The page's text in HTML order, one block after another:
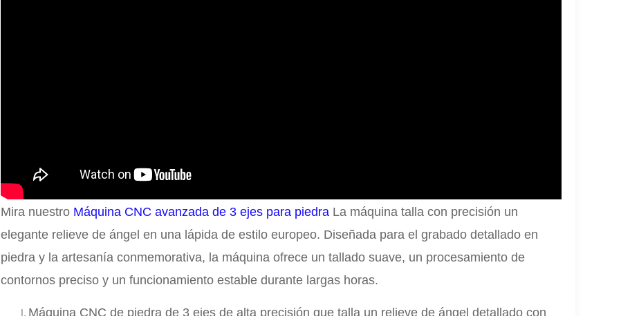
Mira nuestro Máquina CNC avanzada de 3 ejes para piedra La máquina talla con precisión un
elegante relieve de ángel en una lápida de estilo europeo. Diseñada para el grabado detallado en
piedra y la artesanía conmemorativa, la máquina ofrece un tallado suave, un procesamiento de
contornos preciso y un funcionamiento estable durante largas horas.
Máquina CNC de piedra de 3 ejes de alta precisión que talla un relieve de ángel detallado con